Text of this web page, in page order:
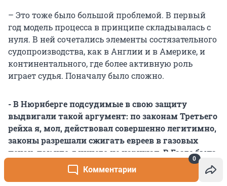
Комментарии
0
– Это тоже было большой проблемой. В первый
год модель процесса в принципе складывалась с
нуля. В ней сочетались элементы состязательного
судопроизводства, как в Англии и в Америке, и
континентального, где более активную роль
играет судья. Поначалу было сложно.
- В Нюрнберге подсудимые в свою защиту
выдвигали такой аргумент: по законам Третьего
рейха я, мол, действовал совершенно легитимно,
законы разрешали сжигать евреев в газовых
печах, так что я ничего не нарушал. В Гааге была
подобная проблема?